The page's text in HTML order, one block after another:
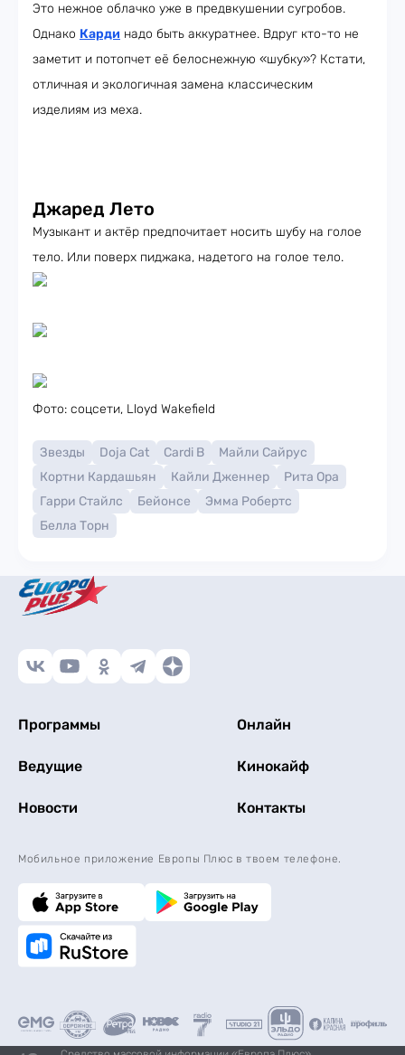
Это нежное облачко уже в предвкушении сугробов.
Однако Карди надо быть аккуратнее. Вдруг кто-то не
заметит и потопчет её белоснежную «шубку»? Кстати,
отличная и экологичная замена классическим
изделиям из меха.
Джаред Лето
Музыкант и актёр предпочитает носить шубу на голое
тело. Или поверх пиджака, надетого на голое тело.
Фото: соцсети, Lloyd Wakefield
Звезды Doja Cat Cardi B
Майли Сайрус
Кортни Кардашьян
Кайли Дженнер
Рита Ора
Гарри Стайлс
Бейонсе
Эмма Робертс
Белла Торн
Программы Онлайн
Ведущие Кинокайф
Новости Контакты
Мобильное приложение Европы Плюс в твоем телефоне.